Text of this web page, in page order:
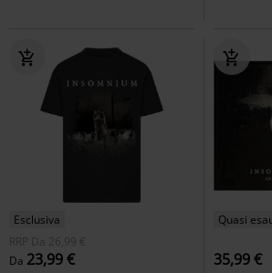
Esclusiva
RRP
Da 26,99 €
Da 23,99 €
Quasi
35,99 €